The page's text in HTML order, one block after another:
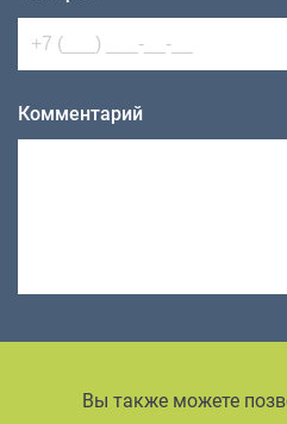
Комментарий
Вы также можете